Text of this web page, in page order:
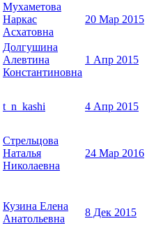
Мухаметова
Наркас
Асхатовна
20 Мар 2015
Долгушина
Алевтина
Константиновна
1 Апр 2015
t_n_kashi 4 Апр 2015
Стрельцова
Наталья
Николаевна
24 Мар 2016
Кузина Елена
Анатольевна
8 Дек 2015